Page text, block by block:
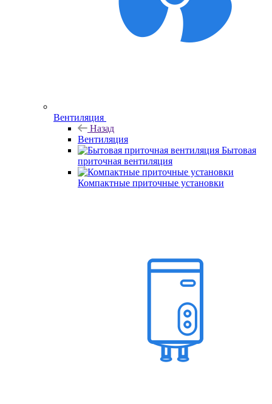
Вентиляция
Назад
Вентиляция
Бытовая
приточная вентиляция
Компактные приточные установки